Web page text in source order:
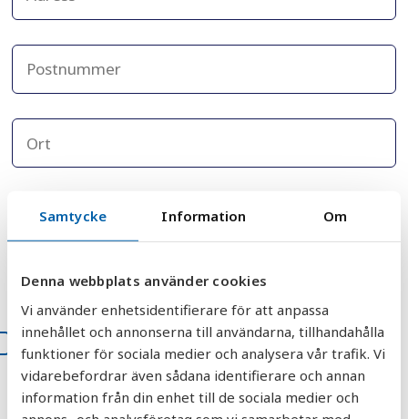
Samtycke Information Om
Denna webbplats använder cookies
Vi använder enhetsidentifierare för att anpassa
innehållet och annonserna till användarna, tillhandahålla
funktioner för sociala medier och analysera vår trafik. Vi
vidarebefordrar även sådana identifierare och annan
information från din enhet till de sociala medier och
Jag godkänner att AquaGruppens
integritetspolicy.